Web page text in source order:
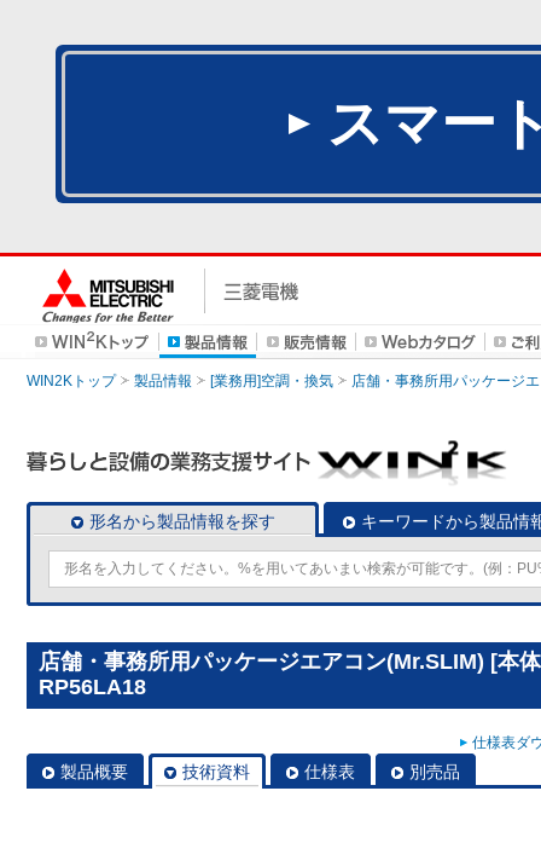
スマー
WIN2Kトップ 製品情報 [業務用]空調・換気 店舗・事務所用パッケージ
形名から製品情報を探す キーワードから製品情
店舗・事務所用パッケージエアコン(Mr.SLIM) [本
RP56LA18
仕様表ダ
製品概要 技術資料 仕様表 別売品